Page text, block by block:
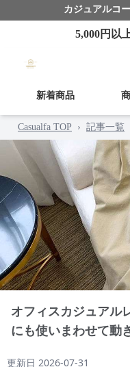
カジュアルコ
5,000円以
新着商品
Casualfa TOP › 記事一覧
オフィスカジュアル
にも使いまわせて動
更新日 2026-07-31